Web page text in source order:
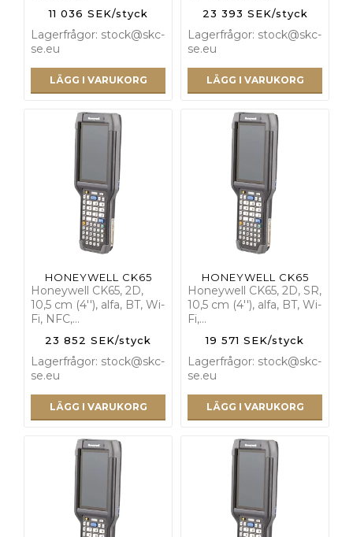
11 036 SEK/styck
Lagerfrågor: stock@skc-
se.eu
LÄGG I VARUKORG
23 393 SEK/styck
Lagerfrågor: stock@skc-
se.eu
LÄGG I VARUKORG
HONEYWELL CK65
Honeywell CK65, 2D,
10,5 cm (4''), alfa, BT, Wi-
Fi, NFC,…
23 852 SEK/styck
Lagerfrågor: stock@skc-
se.eu
LÄGG I VARUKORG
HONEYWELL CK65
Honeywell CK65, 2D, SR,
10,5 cm (4''), alfa, BT, Wi-
Fi,…
19 571 SEK/styck
Lagerfrågor: stock@skc-
se.eu
LÄGG I VARUKORG